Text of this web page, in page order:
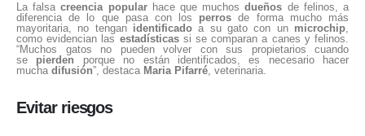
La falsacreencia popular hace que muchosdueños de felinos, a
diferencia de lo que pasa con los perrosde forma mucho más
mayoritaria, no tengan identificadoa su gato con un microchip,
como evidencian las estadísticas si se comparan a canes y felinos.
“Muchos gatos no pueden volver con sus propietarios cuando
se pierden porque no están identificados, es necesario hacer
mucha difusión”, destaca Maria Pifarré, veterinaria.
Evitar riesgos